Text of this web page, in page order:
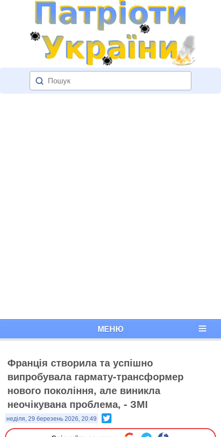
МЕНЮ
Франція створила та успішно
випробувала гармату-трансформер
нового покоління, але виникла
неочікувана проблема, - ЗМІ
неділя, 29 березень 2026, 20:49